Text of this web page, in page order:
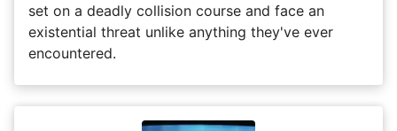
set on a deadly collision course and face an
existential threat unlike anything they've ever
encountered.